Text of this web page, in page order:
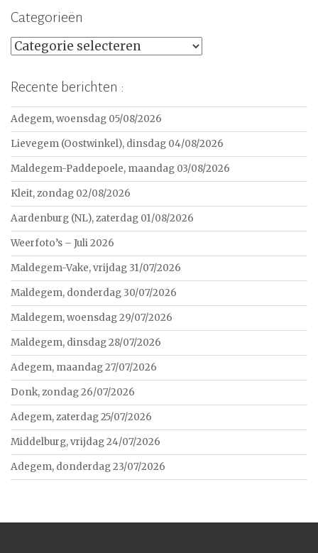
Categorieën
Categorieën
Recente berichten :
Adegem, woensdag 05/08/2026
Lievegem (Oostwinkel), dinsdag 04/08/2026
Maldegem-Paddepoele, maandag 03/08/2026
Kleit, zondag 02/08/2026
Aardenburg (NL), zaterdag 01/08/2026
Weerfoto’s – Juli 2026
Maldegem-Vake, vrijdag 31/07/2026
Maldegem, donderdag 30/07/2026
Maldegem, woensdag 29/07/2026
Maldegem, dinsdag 28/07/2026
Adegem, maandag 27/07/2026
Donk, zondag 26/07/2026
Adegem, zaterdag 25/07/2026
Middelburg, vrijdag 24/07/2026
Adegem, donderdag 23/07/2026